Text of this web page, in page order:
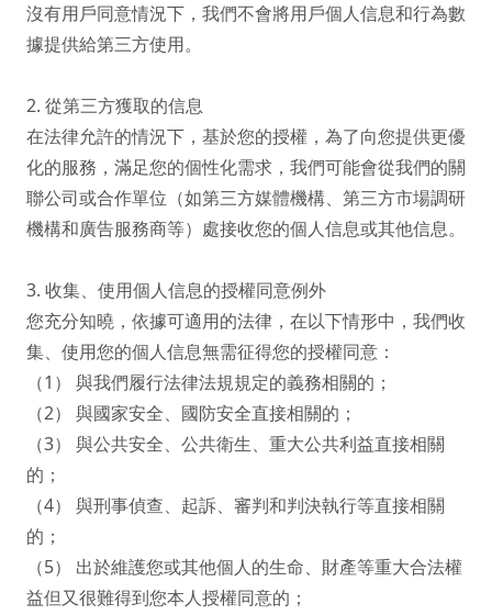
沒有用戶同意情況下，我們不會將用戶個人信息和行為數
據提供給第三方使用。
2. 從第三方獲取的信息
在法律允許的情況下，基於您的授權，為了向您提供更優
化的服務，滿足您的個性化需求，我們可能會從我們的關
聯公司或合作單位（如第三方媒體機構、第三方市場調研
機構和廣告服務商等）處接收您的個人信息或其他信息。
3. 收集、使用個人信息的授權同意例外
您充分知曉，依據可適用的法律，在以下情形中，我們收
集、使用您的個人信息無需征得您的授權同意：
（1） 與我們履行法律法規規定的義務相關的；
（2） 與國家安全、國防安全直接相關的；
（3） 與公共安全、公共衛生、重大公共利益直接相關
的；
（4） 與刑事偵查、起訴、審判和判決執行等直接相關
的；
（5） 出於維護您或其他個人的生命、財產等重大合法權
益但又很難得到您本人授權同意的；